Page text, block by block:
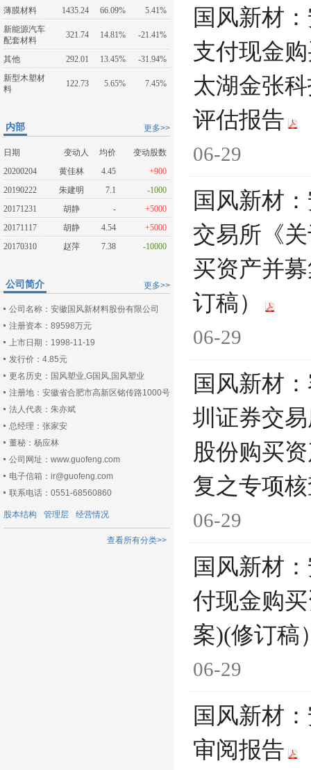
薄膜材料
1435.24 66.09%
5.41%
新能源汽车
配套材料
321.74 14.81% -21.41%
其他 292.01 13.45%
-31.94%
新型木塑材
料
122.73 5.65% 7.45%
更多>>
内部
日期 变动人 均价
变动股数
20200204
黄佳林 4.45
+900
20190222
朱建明 7.1
-1000
20171231
胡静 -
+5000
20171117
胡静 4.54
+5000
20170310
赵萍 7.38 -10000
更多>>
公司简介
公司名称：安徽国风新材料股份有限公司
注册资本：89598万元
上市日期：1998-11-19
发行价：4.85元
更名历史：国风塑业,G国风,国风塑业
注册地：安徽省合肥市高新区铭传路1000号
法人代表：朱亦斌
总经理：张家安
董秘：杨应林
公司网址：www.guofeng.com
电子信箱：ir@guofeng.com
联系电话：0551-68560860
股本结构 管理层 经营情况
查看所有分类>>
国风新材
支付现金
太湖金张
评估报告
06-29
国风新材
交易所《
买资产并
订稿）
06-29
国风新材
圳证券交
股份购买
复之专项
06-29
国风新材
付现金购
案)(修订稿
06-29
国风新材
审阅报告